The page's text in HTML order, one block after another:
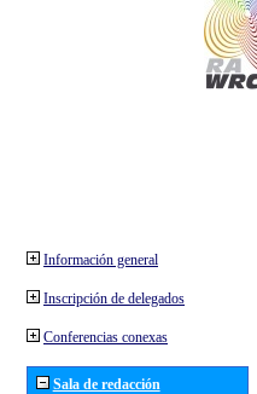
Información general
Inscripción de delegados
Conferencias conexas
Sala de redacción